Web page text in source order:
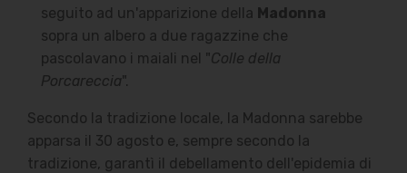
seguito ad un'apparizione della Madonna
sopra un albero a due ragazzine che
pascolavano i maiali nel "Colle della
Porcareccia".
Secondo la tradizione locale, la Madonna sarebbe
apparsa il 30 agosto e, sempre secondo la
tradizione, garantì il debellamento dell'epidemia di